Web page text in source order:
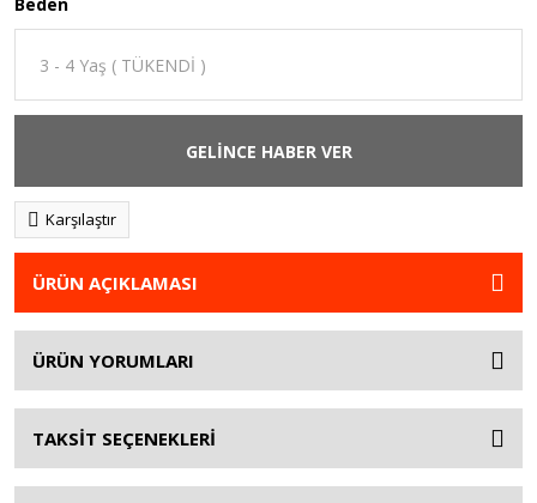
GELİNCE HABER VER
Karşılaştır
ÜRÜN AÇIKLAMASI
ÜRÜN YORUMLARI
TAKSİT SEÇENEKLERİ